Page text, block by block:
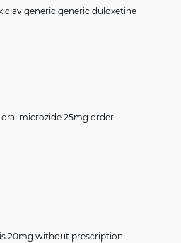
generic generic duloxetine
oral microzide 25mg order
20mg without prescription